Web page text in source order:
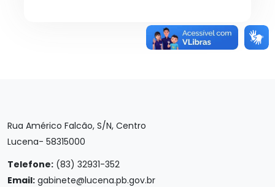
Rua Américo Falcão, S/N, Centro
Lucena- 58315000
Telefone: (83) 32931-352
Email: gabinete@lucena.pb.gov.br